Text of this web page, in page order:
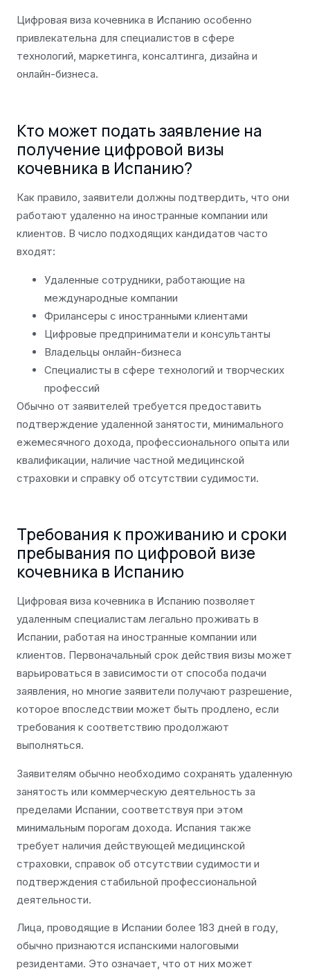
Цифровая виза кочевника в Испанию особенно
привлекательна для специалистов в сфере
технологий, маркетинга, консалтинга, дизайна и
онлайн-бизнеса.
Кто может подать заявление на
получение цифровой визы
кочевника в Испанию?
Как правило, заявители должны подтвердить, что они
работают удаленно на иностранные компании или
клиентов. В число подходящих кандидатов часто
входят:
Удаленные сотрудники, работающие на
международные компании
Фрилансеры с иностранными клиентами
Цифровые предприниматели и консультанты
Владельцы онлайн-бизнеса
Специалисты в сфере технологий и творческих
профессий
Обычно от заявителей требуется предоставить
подтверждение удаленной занятости, минимального
ежемесячного дохода, профессионального опыта или
квалификации, наличие частной медицинской
страховки и справку об отсутствии судимости.
Требования к проживанию и сроки
пребывания по цифровой визе
кочевника в Испанию
Цифровая виза кочевника в Испанию позволяет
удаленным специалистам легально проживать в
Испании, работая на иностранные компании или
клиентов. Первоначальный срок действия визы может
варьироваться в зависимости от способа подачи
заявления, но многие заявители получают разрешение,
которое впоследствии может быть продлено, если
требования к соответствию продолжают
выполняться.
Заявителям обычно необходимо сохранять удаленную
занятость или коммерческую деятельность за
пределами Испании, соответствуя при этом
минимальным порогам дохода. Испания также
требует наличия действующей медицинской
страховки, справок об отсутствии судимости и
подтверждения стабильной профессиональной
деятельности.
Лица, проводящие в Испании более 183 дней в году,
обычно признаются испанскими налоговыми
резидентами. Это означает, что от них может